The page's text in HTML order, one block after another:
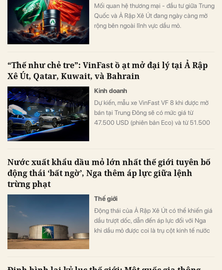
Mối quan hệ thương mại - đầu tư giữa Trung
Quốc và Ả Rập Xê Út đang ngày càng mở
rộng bên ngoài lĩnh vực dầu mỏ.
“Thế như chẻ tre”: VinFast ồ ạt mở đại lý tại Ả Rập
Xê Út, Qatar, Kuwait, và Bahrain
Kinh doanh
Dự kiến, mẫu xe VinFast VF 8 khi được mở
bán tại Trung Đông sẽ có mức giá từ
47.500 USD (phiên bản Eco) và từ 51.500
Nước xuất khẩu dầu mỏ lớn nhất thế giới tuyên bố
động thái ‘bất ngờ’, Nga thêm áp lực giữa lệnh
trừng phạt
Thế giới
Động thái của Ả Rập Xê Út có thể khiến giá
dầu trượt dốc, dẫn đến áp lực đối với Nga
khi dầu mỏ được coi là trụ cột kinh tế nước